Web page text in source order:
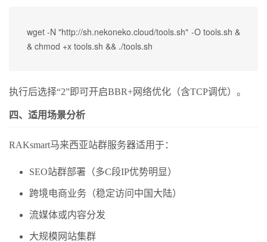
wget -N "http://sh.nekoneko.cloud/tools.sh" -O tools.sh &
执行后选择“2”即可开启BBR+网络优化（含TCP调优）。
四、适用场景分析
RAKsmart马来西亚站群服务器适用于：
SEO站群部署（多C段IP优势明显）
跨境电商业务（稳定访问中国大陆）
流媒体或内容分发
大规模网站集群